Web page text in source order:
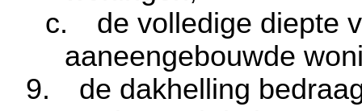
c.
de volledige diepte
aaneengebouwde
9.
de dakhelling